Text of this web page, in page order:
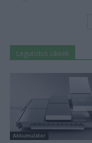
Legutolsó cikkek
Akkumulátor